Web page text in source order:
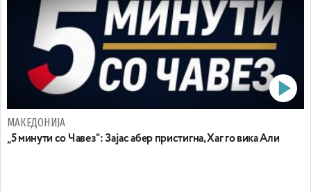
МАКЕДОНИЈА
„5 минути со Чавез“: Зајас абер пристигна, Хаг го вика Али